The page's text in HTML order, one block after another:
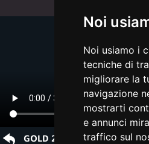
Noi
Noi usiamo i
tecniche di
migliorare la
navigazione
mostrarti
e annunci
traffico sul
GOLD 20 About us